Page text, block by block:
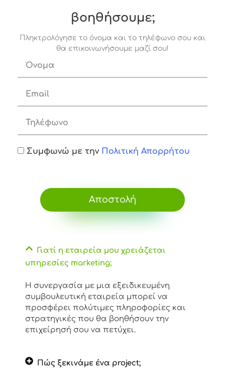
βοηθήσουμε;
Πληκτρολόγησε το όνομα και το τηλέφωνο σου και
θα επικοινωνήσουμε μαζί σου!
Συμφωνώ με την Πολιτική Απορρήτου
Αποστολή
Γιατί η εταιρεία μου χρειάζεται
υπηρεσίες marketing;
Η συνεργασία με μια εξειδικευμένη
συμβουλευτική εταιρεία μπορεί να
προσφέρει πολύτιμες πληροφορίες και
στρατηγικές που θα βοηθήσουν την
επιχείρησή σου να πετύχει.
Πώς ξεκινάμε ένα project;